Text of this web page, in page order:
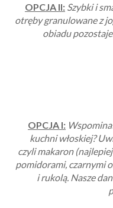
OPCJA II: Szybki i
otręby granulowane z
obiadu
OPCJA I:
kuchni włoskiej?
czyli makaron
pomidorami, czarnymi
i rukolą. Nasze